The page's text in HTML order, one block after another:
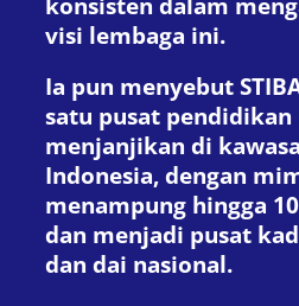
visi lembaga ini.
Ia pun menyebut
satu pusat
menjanjikan di
Indonesia, dengan
menampung hingga
dan menjadi pusat
dan dai nasional.